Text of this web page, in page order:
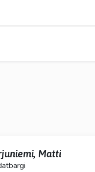
Matti